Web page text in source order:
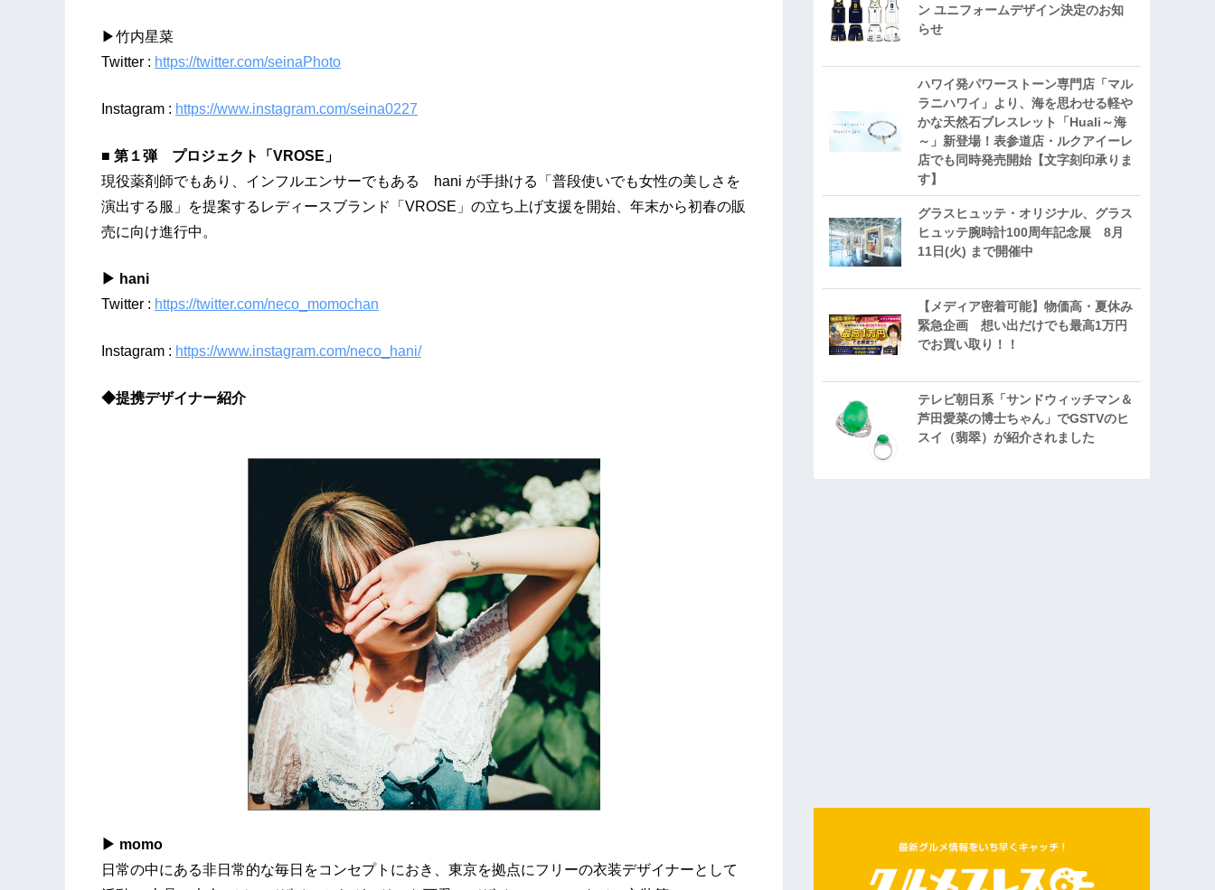
▶竹内星菜
Twitter : https://twitter.com/seinaPhoto
Instagram : https://www.instagram.com/seina0227
■ 第１弾 プロジェクト「VROSE」
現役薬剤師でもあり、インフルエンサーでもある hani が手掛ける「普段使いでも女性の美しさを
演出する服」を提案するレディースブランド「VROSE」の立ち上げ支援を開始、年末から初春の販
売に向け進行中。
▶ hani
Twitter : https://twitter.com/neco_momochan
Instagram : https://www.instagram.com/neco_hani/
◆提携デザイナー紹介
▶ momo
日常の中にある非日常的な毎日をコンセプトにおき、東京を拠点にフリーの衣装デザイナーとして
ン ユニフォームデザイン決定のお知
らせ
ハワイ発パワーストーン専門店「マル
ラニハワイ」より、海を思わせる軽や
かな天然石ブレスレット「Huali～海
～」新登場！表参道店・ルクアイーレ
店でも同時発売開始【文字刻印承りま
す】
グラスヒュッテ・オリジナル、グラス
ヒュッテ腕時計100周年記念展 8月
11日(火) まで開催中
【メディア密着可能】物価高・夏休み
緊急企画 想い出だけでも最高1万円
でお買い取り！！
テレビ朝日系「サンドウィッチマン＆
芦田愛菜の博士ちゃん」でGSTVのヒ
スイ（翡翠）が紹介されました